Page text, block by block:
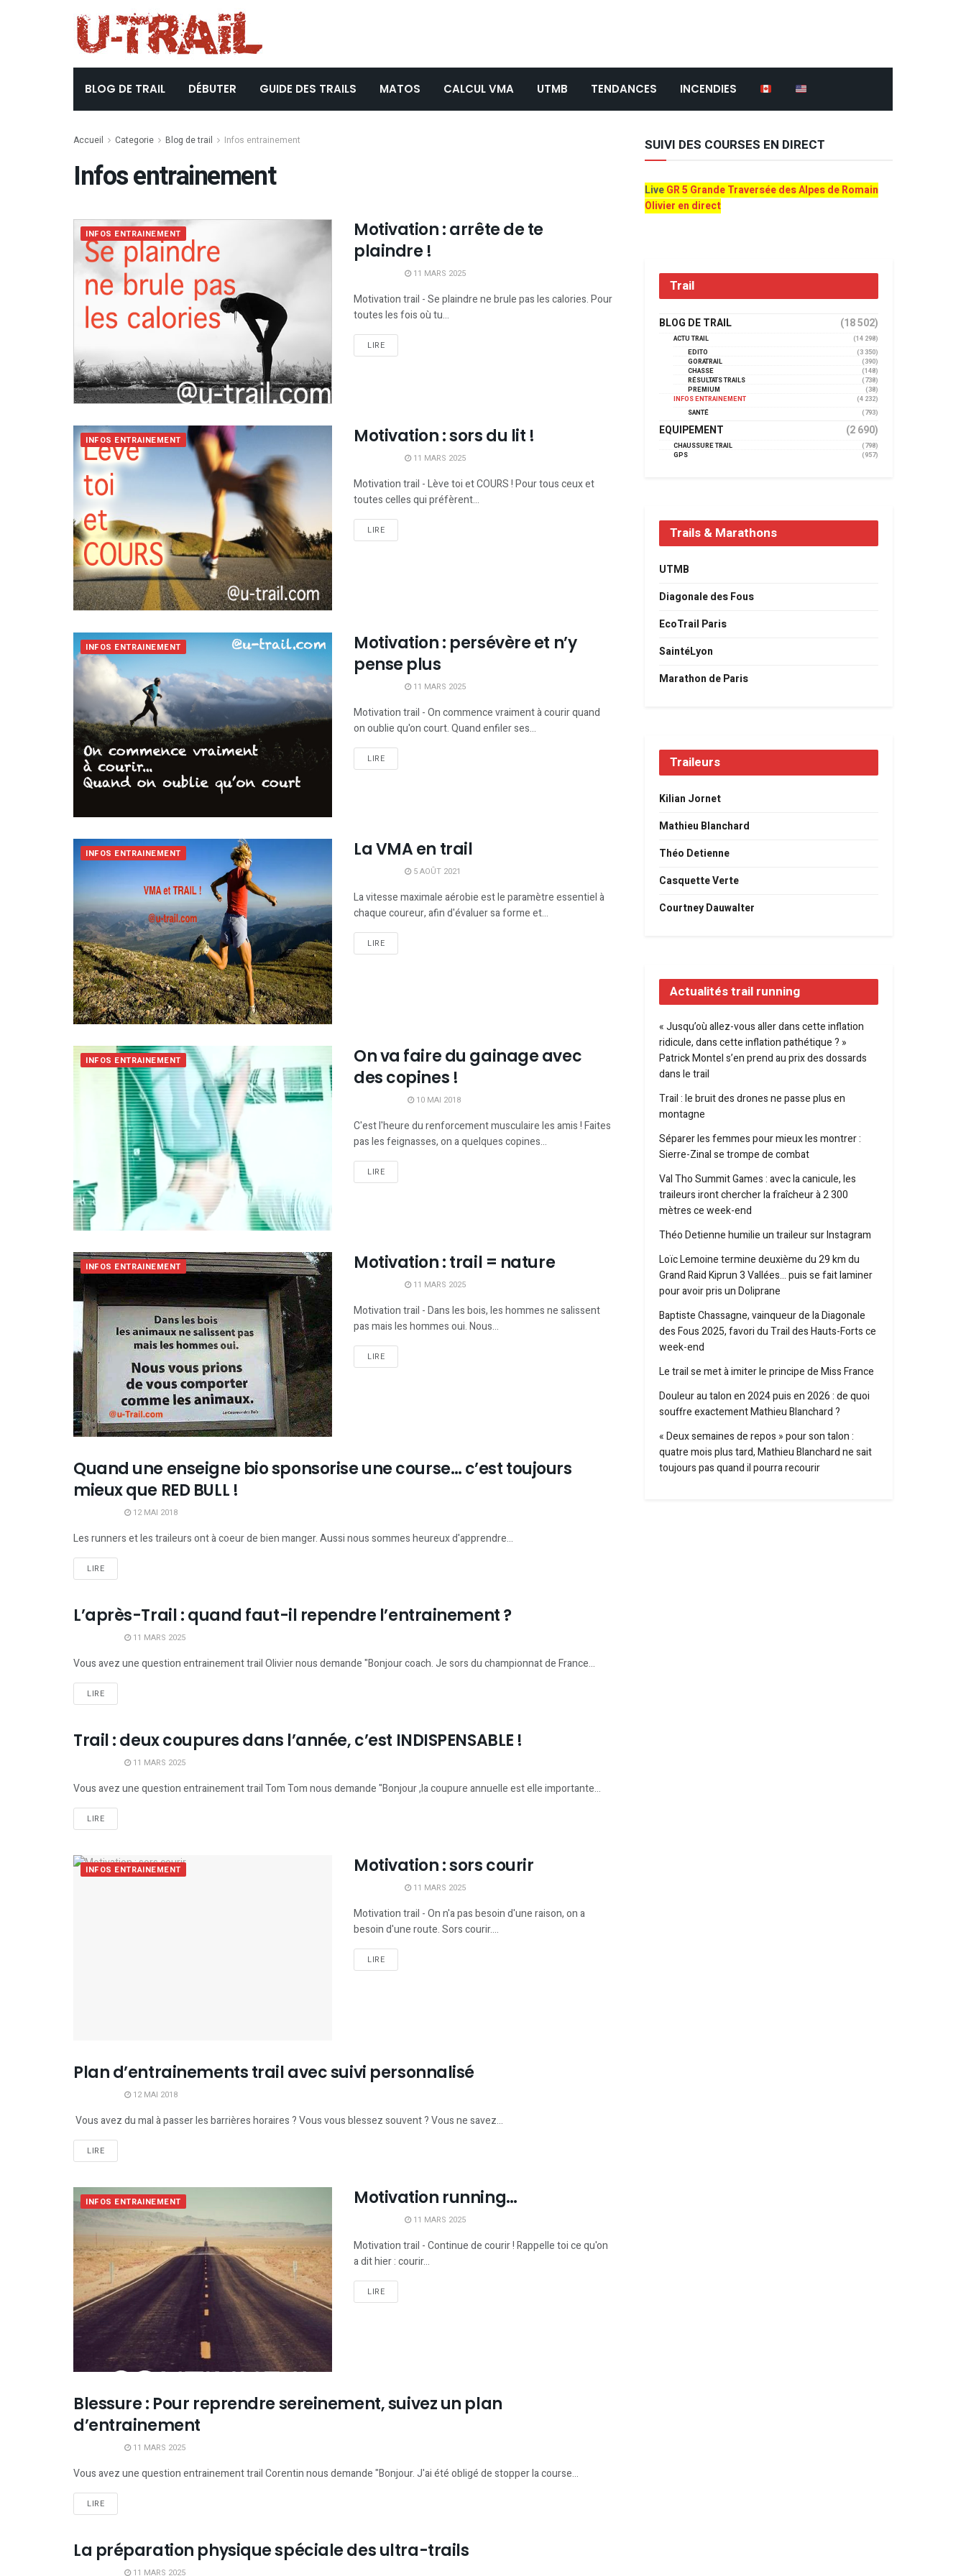
BLOG DE TRAIL DÉBUTER GUIDE DES TRAILS MATOS CALCUL VMA UTMB TENDANCES INCENDIES
Accueil Categorie Blog de trail Infos entrainement
Infos entrainement
INFOS ENTRAINEMENT
Motivation : arrête de te
plaindre !
11 MARS 2025
Motivation trail - Se plaindre ne brule pas les calories. Pour
toutes les fois où tu...
LIRE
INFOS ENTRAINEMENT Motivation : sors du lit !
11 MARS 2025
Motivation trail - Lève toi et COURS ! Pour tous ceux et
toutes celles qui préfèrent...
LIRE
INFOS ENTRAINEMENT
Motivation : persévère et n’y
pense plus
11 MARS 2025
Motivation trail - On commence vraiment à courir quand
on oublie qu'on court. Quand enfiler ses...
LIRE
INFOS ENTRAINEMENT La VMA en trail
5 AOÛT 2021
La vitesse maximale aérobie est le paramètre essentiel à
chaque coureur, afin d'évaluer sa forme et...
LIRE
INFOS ENTRAINEMENT
On va faire du gainage avec
des copines !
10 MAI 2018
C'est l'heure du renforcement musculaire les amis ! Faites
pas les feignasses, on a quelques copines...
LIRE
INFOS ENTRAINEMENT Motivation : trail = nature
11 MARS 2025
Motivation trail - Dans les bois, les hommes ne salissent
pas mais les hommes oui. Nous...
LIRE
SANTÉ
Quand une enseigne bio sponsorise une course… c’est toujours
mieux que RED BULL !
12 MAI 2018
Les runners et les traileurs ont à coeur de bien manger. Aussi nous sommes heureux d'apprendre...
LIRE
INFOS ENTRAINEMENT
L’après-Trail : quand faut-il rependre l’entrainement ?
11 MARS 2025
Vous avez une question entrainement trail Olivier nous demande "Bonjour coach. Je sors du championnat de France...
LIRE
INFOS ENTRAINEMENT
Trail : deux coupures dans l’année, c’est INDISPENSABLE !
11 MARS 2025
Vous avez une question entrainement trail Tom Tom nous demande "Bonjour ,la coupure annuelle est elle importante...
LIRE
INFOS ENTRAINEMENT Motivation : sors courir
11 MARS 2025
Motivation trail - On n'a pas besoin d'une raison, on a
besoin d'une route. Sors courir....
LIRE
INFOS ENTRAINEMENT
Plan d’entrainements trail avec suivi personnalisé
12 MAI 2018
Vous avez du mal à passer les barrières horaires ? Vous vous blessez souvent ? Vous ne savez...
LIRE
INFOS ENTRAINEMENT Motivation running…
11 MARS 2025
Motivation trail - Continue de courir ! Rappelle toi ce qu'on
a dit hier : courir...
LIRE
INFOS ENTRAINEMENT
Blessure : Pour reprendre sereinement, suivez un plan
d’entrainement
11 MARS 2025
Vous avez une question entrainement trail Corentin nous demande "Bonjour. J'ai été obligé de stopper la course...
LIRE
INFOS ENTRAINEMENT
La préparation physique spéciale des ultra-trails
11 MARS 2025
SUIVI DES COURSES EN DIRECT
LiveGR 5 Grande Traversée des Alpes de Romain
Olivier en direct
Trail
BLOG DE TRAIL (18 502)
ACTU TRAIL
(14 298)
EDITO
(3 350)
GORATRAIL
(390)
CHASSE
(148)
RÉSULTATS TRAILS
(738)
PREMIUM
(38)
INFOS ENTRAINEMENT
(4 232)
SANTÉ
(793)
EQUIPEMENT (2 690)
CHAUSSURE TRAIL
(798)
GPS
(957)
Trails & Marathons
UTMB
Diagonale des Fous
EcoTrail Paris
SaintéLyon
Marathon de Paris
Traileurs
Kilian Jornet
Mathieu Blanchard
Théo Detienne
Casquette Verte
Courtney Dauwalter
Actualités trail running
« Jusqu’où allez-vous aller dans cette inflation
ridicule, dans cette inflation pathétique ? »
Patrick Montel s’en prend au prix des dossards
dans le trail
Trail : le bruit des drones ne passe plus en
montagne
Séparer les femmes pour mieux les montrer :
Sierre-Zinal se trompe de combat
Val Tho Summit Games : avec la canicule, les
traileurs iront chercher la fraîcheur à 2 300
mètres ce week-end
Théo Detienne humilie un traileur sur Instagram
Loïc Lemoine termine deuxième du 29 km du
Grand Raid Kiprun 3 Vallées… puis se fait laminer
pour avoir pris un Doliprane
Baptiste Chassagne, vainqueur de la Diagonale
des Fous 2025, favori du Trail des Hauts-Forts ce
week-end
Le trail se met à imiter le principe de Miss France
Douleur au talon en 2024 puis en 2026 : de quoi
souffre exactement Mathieu Blanchard ?
« Deux semaines de repos » pour son talon :
quatre mois plus tard, Mathieu Blanchard ne sait
toujours pas quand il pourra recourir